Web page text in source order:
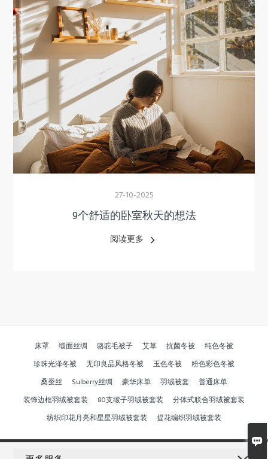

27-10-2025
9个舒适的卧室秋天的想法
阅读更多
床罩 缎面丝绸 骆驼毛被子 艾草 抗菌冬被
纯色冬被
珍珠光泽冬被
无印良品风格冬被 玉色冬被
粉色彩色冬被
桑蚕丝
Sulberry丝绸 豪华床单 羽绒被套
普通床单
装饰边框羽绒被套装
80支缎子羽绒被套装
分体式联合羽绒被套装
纺织印花月亮和星星羽绒被套装
提花编织羽绒被套装